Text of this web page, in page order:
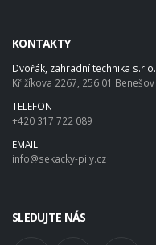
KONTAKTY
Dvořák, zahradní technika s.r.o.
Křižíkova 2267, 256 01 Benešov
TELEFON
+420 317 722 089
EMAIL
info@sekacky-pily.cz
SLEDUJTE NÁS